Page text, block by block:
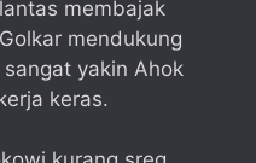
membajak
mendukung
yakin Ahok
keras.